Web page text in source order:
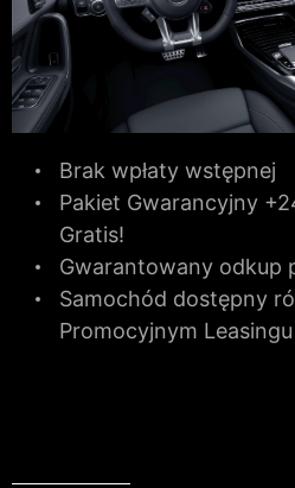
Brak wpłaty wstępnej
Pakiet Gwarancyjny
Gratis!
Gwarantowany odkup
Samochód dostępny
Promocyjnym Leasingu